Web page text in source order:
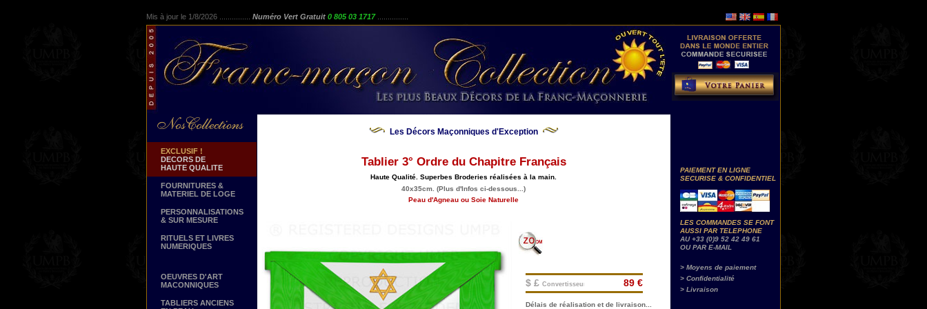
Mis à jour le 1/8/2026 ............... Numéro Vert Gratuit 0 805 03 1717
EXCLUSIF !
DECORS DE
HAUTE QUALITE
FOURNITURES &
MATERIEL DE LOGE
PERSONNALISATIONS
& SUR MESURE
RITUELS ET LIVRES
NUMERIQUES
OEUVRES D'ART
MACONNIQUES
TABLIERS ANCIENS
Les Décors Maçonniques d'Exception
Tablier 3° Ordre du Chapitre Français
Haute Qualité. Superbes Broderies réalisées à la main.
40x35cm. (Plus d'Infos ci-dessous...)
Peau d'Agneau ou Soie Naturelle
$ £ Convertisseur.
Délais de réalisation et de livraison...
89 €
PAIEMENT EN LIGNE
SECURISE & CONFIDENTIEL
LES COMMANDES SE FONT
AUSSI PAR TELEPHONE
AU +33 (0)9 52 42 49 61
OU PAR E-MAIL
> Moyens de paiement
> Confidentialité
> Livraison